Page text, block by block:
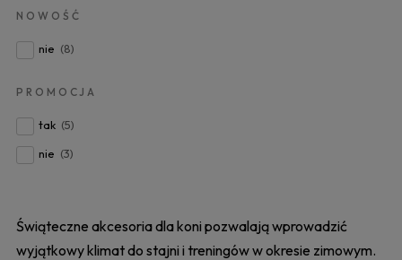
NOWOŚĆ
nie (8)
PROMOCJA
tak (5)
nie (3)
Świąteczne akcesoria dla koni pozwalają wprowadzić
wyjątkowy klimat do stajni i treningów w okresie zimowym.